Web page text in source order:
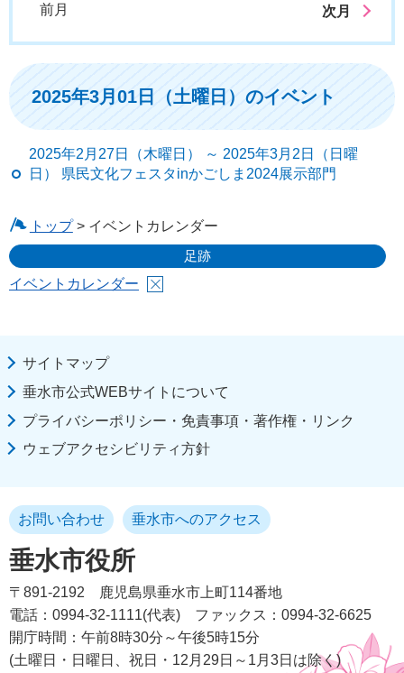
前月 次月
2025年3月01日（土曜日）のイベント
2025年2月27日（木曜日） ～ 2025年3月2日（日曜
日） 県民文化フェスタinかごしま2024展示部門
トップ> イベントカレンダー
足跡
イベントカレンダー
サイトマップ
垂水市公式WEBサイトについて
プライバシーポリシー・免責事項・著作権・リンク
ウェブアクセシビリティ方針
垂水市役所
お問い合わせ 垂水市へのアクセス
〒891-2192
鹿児島県垂水市上町114番地
電話：0994-32-1111(代表)
ファックス：0994-32-6625
開庁時間：午前8時30分～午後5時15分
(土曜日・日曜日、祝日・12月29日～1月3日は除く)